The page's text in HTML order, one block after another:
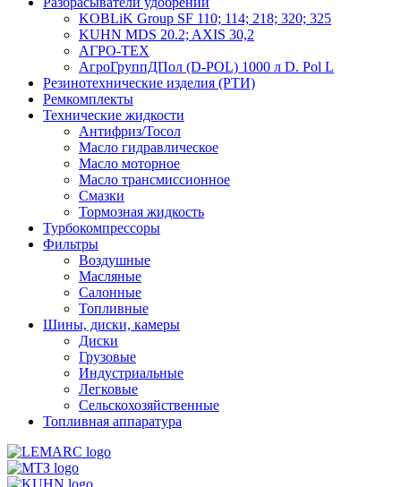
KOBLiK Group SF 110; 114; 218; 320; 325
KUHN MDS 20.2; AXIS 30,2
АГРО-ТЕХ
АгроГруппДПол (D-POL) 1000 л D. Pol L
Резинотехнические изделия (РТИ)
Ремкомплекты
Технические жидкости
Антифриз/Тосол
Масло гидравлическое
Масло моторное
Масло трансмиссионное
Смазки
Тормозная жидкость
Турбокомпрессоры
Фильтры
Воздушные
Масляные
Салонные
Топливные
Шины, диски, камеры
Диски
Грузовые
Индустриальные
Легковые
Сельскохозяйственные
Топливная аппаратура